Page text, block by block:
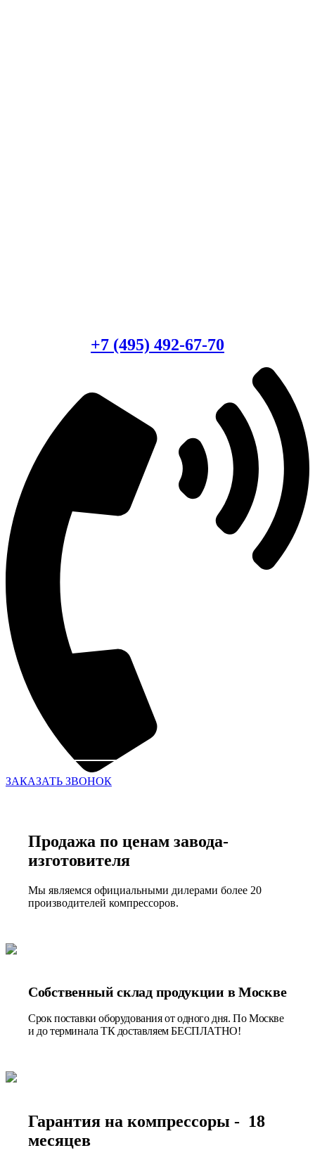
+7 (495) 492-67-70
ЗАКАЗАТЬ ЗВОНОК
Продажа по ценам завода-
изготовителя
Мы являемся официальными дилерами более 20
производителей компрессоров.
Собственный склад продукции в Москве
Срок поставки оборудования от одного дня. По Москве
и до терминала ТК доставляем БЕСПЛАТНО!
Гарантия на компрессоры - 18
месяцев